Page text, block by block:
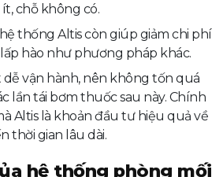
chỗ không có.
thống Altis còn giúp giảm chi phí
hào như phương pháp khác.
vận hành, nên không tốn quá
lần tái bơm thuốc sau này. Chính
Altis là khoản đầu tư hiệu quả về
thời gian lâu dài.
hệ thống phòng mối